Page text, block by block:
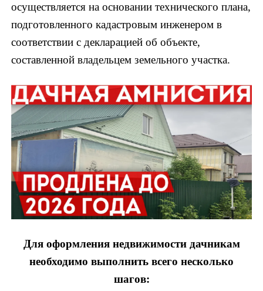
осуществляется на основании технического плана,
подготовленного кадастровым инженером в
соответствии с декларацией об объекте,
составленной владельцем земельного участка.
Для оформления недвижимости дачникам
необходимо выполнить всего несколько
шагов: